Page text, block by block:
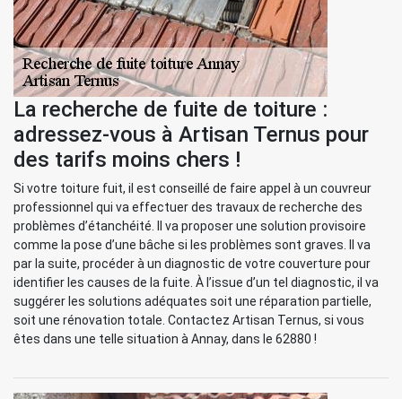
La recherche de fuite de toiture :
adressez-vous à Artisan Ternus pour
des tarifs moins chers !
Si votre toiture fuit, il est conseillé de faire appel à un couvreur
professionnel qui va effectuer des travaux de recherche des
problèmes d’étanchéité. Il va proposer une solution provisoire
comme la pose d’une bâche si les problèmes sont graves. Il va
par la suite, procéder à un diagnostic de votre couverture pour
identifier les causes de la fuite. À l’issue d’un tel diagnostic, il va
suggérer les solutions adéquates soit une réparation partielle,
soit une rénovation totale. Contactez Artisan Ternus, si vous
êtes dans une telle situation à Annay, dans le 62880 !